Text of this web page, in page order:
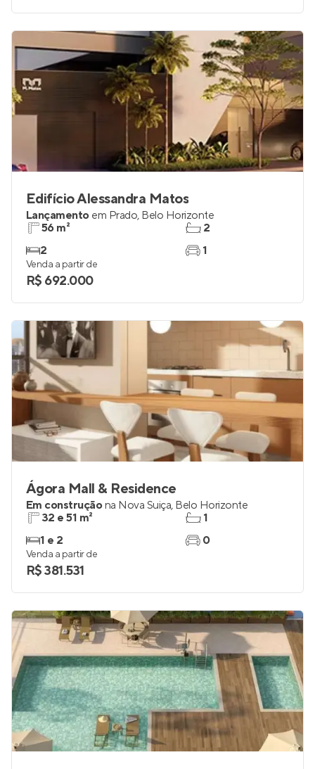
Edifício Alessandra Matos
Lançamento em Prado, Belo Horizonte
56 m²
2
2
1
Venda a partir de
R$ 692.000
Ágora Mall & Residence
Em construçãona Nova Suiça, Belo Horizonte
32 e 51 m²
1 e 2
1
0
Venda a partir de
R$ 381.531